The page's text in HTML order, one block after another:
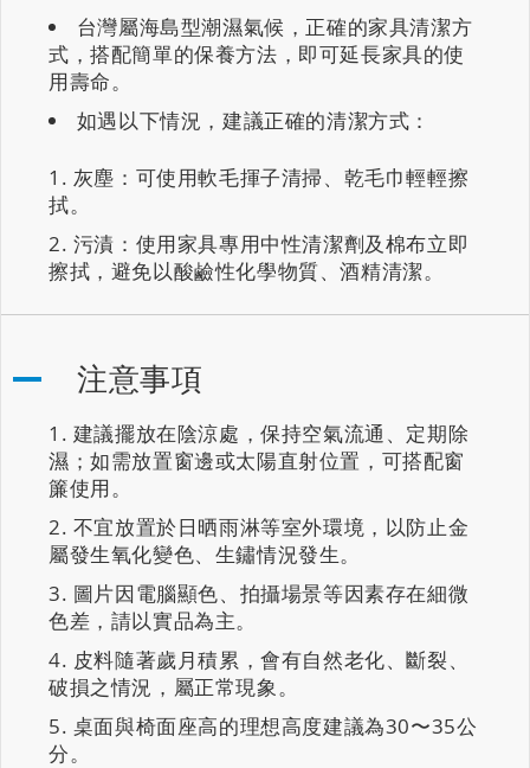
台灣屬海島型潮濕氣候，正確的家具清潔方
式，搭配簡單的保養方法，即可延長家具的使
用壽命。
如遇以下情況，建議正確的清潔方式：
灰塵：可使用軟毛揮子清掃、乾毛巾輕輕擦
拭。
污漬：使用家具專用中性清潔劑及棉布立即
擦拭，避免以酸鹼性化學物質、酒精清潔。
注意事項
建議擺放在陰涼處，保持空氣流通、定期除
濕；如需放置窗邊或太陽直射位置，可搭配窗
簾使用。
不宜放置於日晒雨淋等室外環境，以防止金
屬發生氧化變色、生鏽情況發生。
圖片因電腦顯色、拍攝場景等因素存在細微
色差，請以實品為主。
皮料隨著歲月積累，會有自然老化、斷裂、
破損之情況，屬正常現象。
桌面與椅面座高的理想高度建議為30〜35公
分。